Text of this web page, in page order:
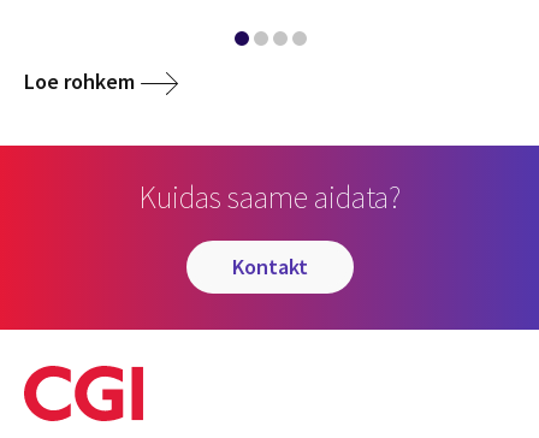
Loe rohkem
Kuidas saame aidata?
kontakt